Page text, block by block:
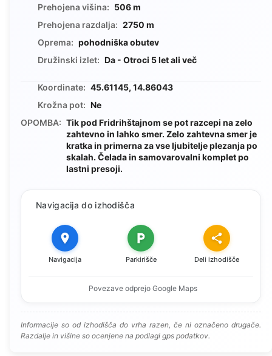
Prehojena višina: 506 m
Prehojena razdalja: 2750 m
Oprema: pohodniška obutev
Družinski izlet: Da - Otroci 5 let ali več
Koordinate: 45.61145, 14.86043
Krožna pot: Ne
OPOMBA: Tik pod Fridrihštajnom se pot razcepi na zelo
zahtevno in lahko smer. Zelo zahtevna smer je
kratka in primerna za vse ljubitelje plezanja po
skalah. Čelada in samovarovalni komplet po
lastni presoji.
Navigacija do izhodišča
Navigacija Parkirišče Deli izhodišče
Povezave odprejo Google Maps
Informacije so od izhodišča do vrha razen, če ni označeno drugače.
Razdalje in višine so ocenjene na podlagi gps podatkov.